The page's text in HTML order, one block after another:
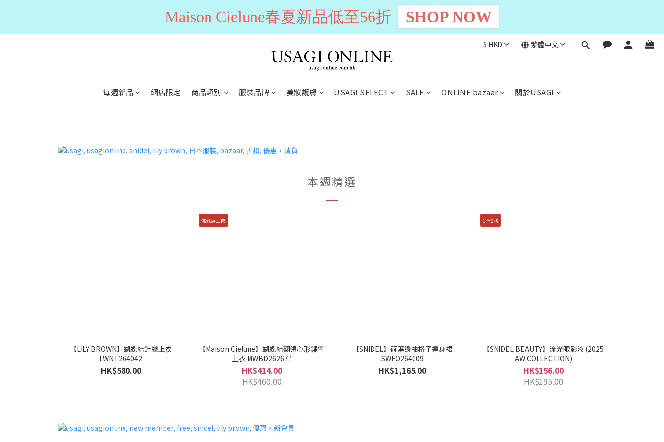
每週新品 網店限定 商品類別 服裝品牌 美妝護膚 USAGI SELECT SALE ONLINE bazaar 關於USAGI
$ HKD 繁體中文
本週精選
【LILY BROWN】蝴蝶結針織上衣
LWNT264042
HK$580.00
滿減無上限
【Maison Cielune】蝴蝶結翻領心形鏤空
上衣 MWBD262677
HK$414.00
HK$460.00
【SNIDEL】荷葉邊袖格子連身裙
SWFO264009
HK$1,165.00
1件8折
【SNIDEL BEAUTY】流光眼影液 (2025
AW COLLECTION)
HK$156.00
HK$195.00
Maison Cielune春夏新品低至56折 SHOP NOW